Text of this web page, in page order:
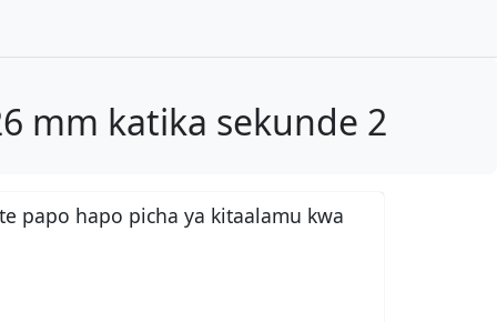
mm katika sekunde 2
papo hapo picha ya kitaalamu kwa